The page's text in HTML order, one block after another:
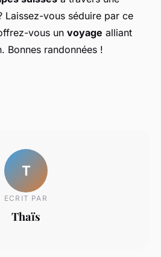
Laissez-vous séduire par ce
vous un voyage alliant
Bonnes randonnées !
T
ECRIT PAR
Thaïs